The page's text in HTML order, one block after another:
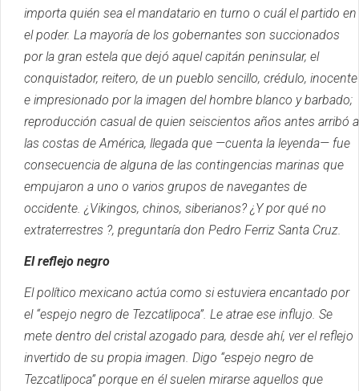
importa quién sea el mandatario en turno o cuál el partido en
el poder. La mayoría de los gobernantes son succionados
por la gran estela que dejó aquel capitán peninsular, el
conquistador, reitero, de un pueblo sencillo, crédulo, inocente
e impresionado por la imagen del hombre blanco y barbado;
reproducción casual de quien seiscientos años antes arribó a
las costas de América, llegada que —cuenta la leyenda— fue
consecuencia de alguna de las contingencias marinas que
empujaron a uno o varios grupos de navegantes de
occidente. ¿Vikingos, chinos, siberianos? ¿Y por qué no
extraterrestres ?, preguntaría don Pedro Ferriz Santa Cruz.
El reflejo negro
El político mexicano actúa como si estuviera encantado por
el “espejo negro de Tezcatlipoca”. Le atrae ese influjo. Se
mete dentro del cristal azogado para, desde ahí, ver el reflejo
invertido de su propia imagen. Digo “espejo negro de
Tezcatlipoca” porque en él suelen mirarse aquellos que